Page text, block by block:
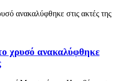
χρυσό ανακαλύφθηκε